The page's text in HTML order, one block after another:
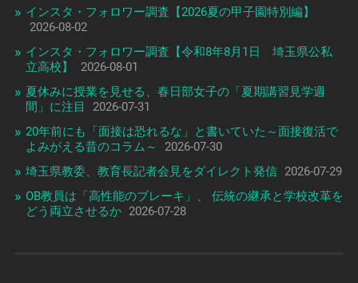
インスタ・フォロワー調査【2026夏の甲子園特別編】
2026-08-02
インスタ・フォロワー調査【令和8年8月1日 埼玉県公私
立高校】
2026-08-01
夏休みに授業を見せる、春日部女子の「夏期講習見学週
間」に注目
2026-07-31
20年前にも「面接は恐れるな」と書いていた～面接復活で
よみがえる昔のコラム～
2026-07-30
埼玉県教委、教育長記者会見をダイレクト発信 2026-07-29
OB教員は「高性能のブレーキ」、 伝統の継承と学校改革を
どう両立させるか 2026-07-28